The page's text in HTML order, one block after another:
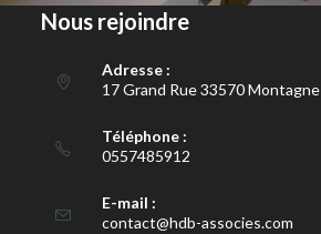
Nous rejoindre
Adresse :
17 Grand Rue 33570 Montagne
Téléphone :
0557485912
E-mail :
contact@hdb-associes.com